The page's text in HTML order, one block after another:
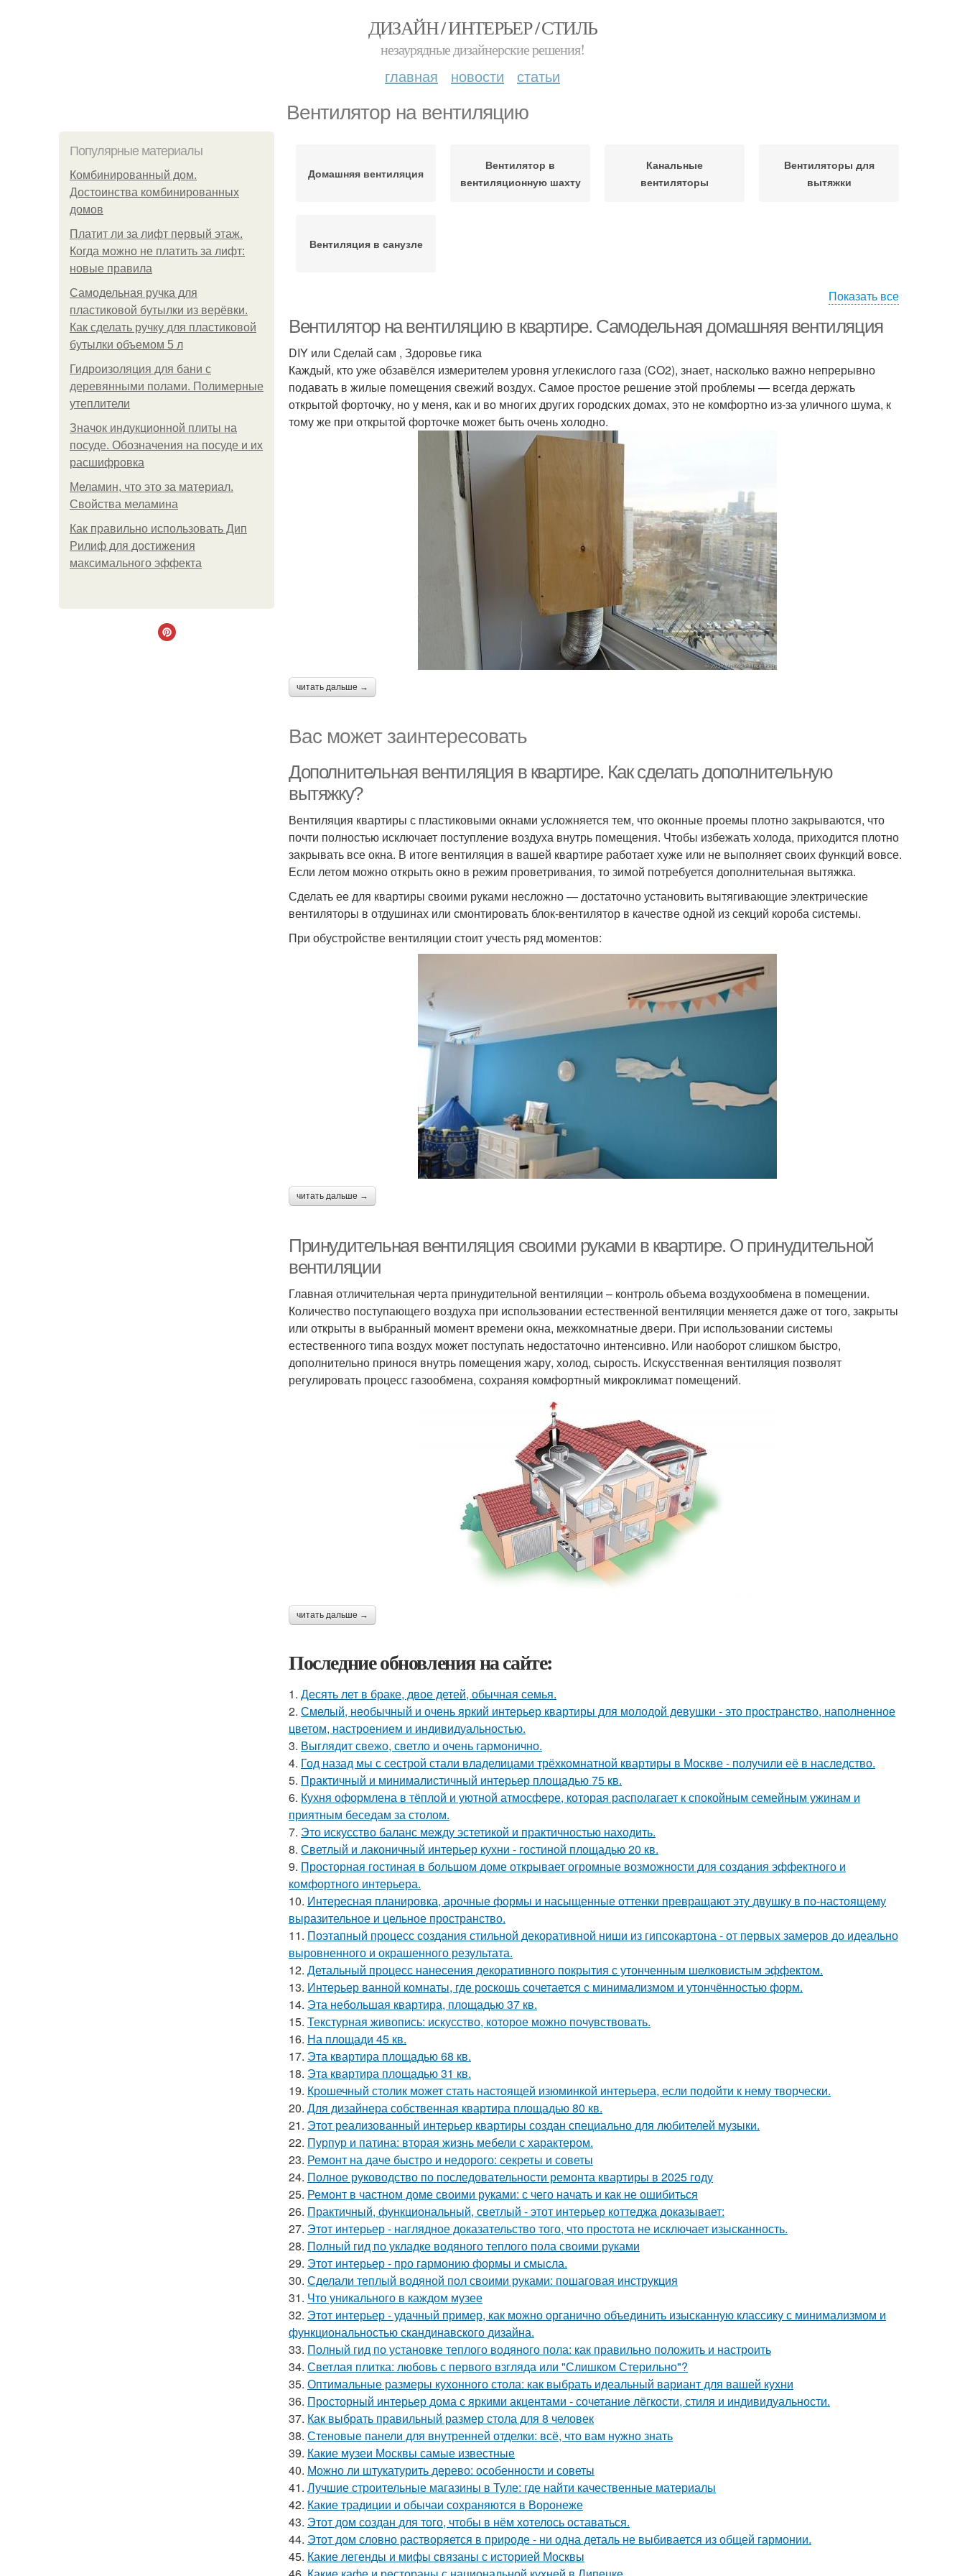
ДИЗАЙН / ИНТЕРЬЕР / СТИЛЬ
незаурядные дизайнерские решения!
главная новости статьи
Вентилятор на вентиляцию
Популярные материалы
Комбинированный дом.
Достоинства комбинированных
домов
Платит ли за лифт первый этаж.
Когда можно не платить за лифт:
новые правила
Самодельная ручка для
пластиковой бутылки из верёвки.
Как сделать ручку для пластиковой
бутылки объемом 5 л
Гидроизоляция для бани с
деревянными полами. Полимерные
утеплители
Значок индукционной плиты на
посуде. Обозначения на посуде и их
расшифровка
Меламин, что это за материал.
Свойства меламина
Как правильно использовать Дип
Рилиф для достижения
максимального эффекта
Домашняя вентиляция
Вентилятор в
вентиляционную шахту
Канальные
вентиляторы
Вентиляторы для
вытяжки
Вентиляция в санузле
Показать все
Вентилятор на вентиляцию в квартире. Самодельная домашняя вентиляция
DIY или Сделай сам , Здоровье гика
Каждый, кто уже обзавёлся измерителем уровня углекислого газа (CO2), знает, насколько важно непрерывно
подавать в жилые помещения свежий воздух. Самое простое решение этой проблемы — всегда держать
открытой форточку, но у меня, как и во многих других городских домах, это не комфортно из-за уличного шума, к
тому же при открытой форточке может быть очень холодно.
читать дальше →
Вас может заинтересовать
Дополнительная вентиляция в квартире. Как сделать дополнительную
вытяжку?
Вентиляция квартиры с пластиковыми окнами усложняется тем, что оконные проемы плотно закрываются, что
почти полностью исключает поступление воздуха внутрь помещения. Чтобы избежать холода, приходится плотно
закрывать все окна. В итоге вентиляция в вашей квартире работает хуже или не выполняет своих функций вовсе.
Если летом можно открыть окно в режим проветривания, то зимой потребуется дополнительная вытяжка.
Сделать ее для квартиры своими руками несложно — достаточно установить вытягивающие электрические
вентиляторы в отдушинах или смонтировать блок-вентилятор в качестве одной из секций короба системы.
При обустройстве вентиляции стоит учесть ряд моментов:
читать дальше →
Принудительная вентиляция своими руками в квартире. О принудительной
вентиляции
Главная отличительная черта принудительной вентиляции – контроль объема воздухообмена в помещении.
Количество поступающего воздуха при использовании естественной вентиляции меняется даже от того, закрыты
или открыты в выбранный момент времени окна, межкомнатные двери. При использовании системы
естественного типа воздух может поступать недостаточно интенсивно. Или наоборот слишком быстро,
дополнительно принося внутрь помещения жару, холод, сырость. Искусственная вентиляция позволят
регулировать процесс газообмена, сохраняя комфортный микроклимат помещений.
читать дальше →
Последние обновления на сайте:
1. Десять лет в браке, двое детей, обычная семья.
2. Смелый, необычный и очень яркий интерьер квартиры для молодой девушки - это пространство, наполненное
цветом, настроением и индивидуальностью.
3. Выглядит свежо, светло и очень гармонично.
4. Год назад мы с сестрой стали владелицами трёхкомнатной квартиры в Москве - получили её в наследство.
5. Практичный и минималистичный интерьер площадью 75 кв.
6. Кухня оформлена в тёплой и уютной атмосфере, которая располагает к спокойным семейным ужинам и
приятным беседам за столом.
7. Это искусство баланс между эстетикой и практичностью находить.
8. Светлый и лаконичный интерьер кухни - гостиной площадью 20 кв.
9. Просторная гостиная в большом доме открывает огромные возможности для создания эффектного и
комфортного интерьера.
10. Интересная планировка, арочные формы и насыщенные оттенки превращают эту двушку в по-настоящему
выразительное и цельное пространство.
11. Поэтапный процесс создания стильной декоративной ниши из гипсокартона - от первых замеров до идеально
выровненного и окрашенного результата.
12. Детальный процесс нанесения декоративного покрытия с утонченным шелковистым эффектом.
13. Интерьер ванной комнаты, где роскошь сочетается с минимализмом и утончённостью форм.
14. Эта небольшая квартира, площадью 37 кв.
15. Текстурная живопись: искусство, которое можно почувствовать.
16. На площади 45 кв.
17. Эта квартира площадью 68 кв.
18. Эта квартира площадью 31 кв.
19. Крошечный столик может стать настоящей изюминкой интерьера, если подойти к нему творчески.
20. Для дизайнера собственная квартира площадью 80 кв.
21. Этот реализованный интерьер квартиры создан специально для любителей музыки.
22. Пурпур и патина: вторая жизнь мебели с характером.
23. Ремонт на даче быстро и недорого: секреты и советы
24. Полное руководство по последовательности ремонта квартиры в 2025 году
25. Ремонт в частном доме своими руками: с чего начать и как не ошибиться
26. Практичный, функциональный, светлый - этот интерьер коттеджа доказывает:
27. Этот интерьер - наглядное доказательство того, что простота не исключает изысканность.
28. Полный гид по укладке водяного теплого пола своими руками
29. Этот интерьер - про гармонию формы и смысла.
30. Сделали теплый водяной пол своими руками: пошаговая инструкция
31. Что уникального в каждом музее
32. Этот интерьер - удачный пример, как можно органично объединить изысканную классику с минимализмом и
функциональностью скандинавского дизайна.
33. Полный гид по установке теплого водяного пола: как правильно положить и настроить
34. Светлая плитка: любовь с первого взгляда или "Слишком Стерильно"?
35. Оптимальные размеры кухонного стола: как выбрать идеальный вариант для вашей кухни
36. Просторный интерьер дома с яркими акцентами - сочетание лёгкости, стиля и индивидуальности.
37. Как выбрать правильный размер стола для 8 человек
38. Стеновые панели для внутренней отделки: всё, что вам нужно знать
39. Какие музеи Москвы самые известные
40. Можно ли штукатурить дерево: особенности и советы
41. Лучшие строительные магазины в Туле: где найти качественные материалы
42. Какие традиции и обычаи сохраняются в Воронеже
43. Этот дом создан для того, чтобы в нём хотелось оставаться.
44. Этот дом словно растворяется в природе - ни одна деталь не выбивается из общей гармонии.
45. Какие легенды и мифы связаны с историей Москвы